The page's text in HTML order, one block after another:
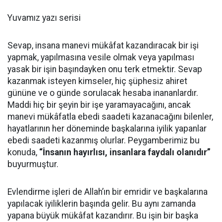
Yuvamız yazı serisi
Sevap, insana manevi mükâfat kazandıracak bir işi
yapmak, yapılmasına vesile olmak veya yapılması
yasak bir işin başındayken onu terk etmektir. Sevap
kazanmak isteyen kimseler, hiç şüphesiz ahiret
gününe ve o günde sorulacak hesaba inananlardır.
Maddi hiç bir şeyin bir işe yaramayacağını, ancak
manevi mükâfatla ebedi saadeti kazanacağını bilenler,
hayatlarının her döneminde başkalarına iyilik yapanlar
ebedi saadeti kazanmış olurlar. Peygamberimiz bu
konuda, “İnsanın hayırlısı, insanlara faydalı olanıdır”
buyurmuştur.
Evlendirme işleri de Allah’ın bir emridir ve başkalarına
yapılacak iyiliklerin başında gelir. Bu aynı zamanda
yapana büyük mükâfat kazandırır. Bu işin bir başka